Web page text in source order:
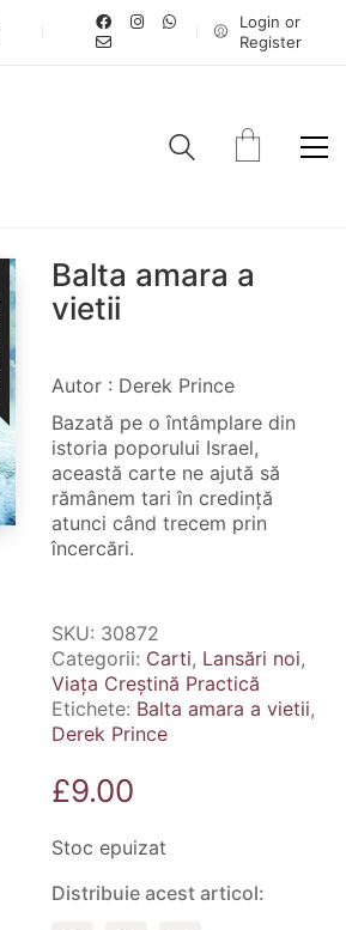
Login or
Register
Balta amara a
vietii
Autor : Derek Prince
Bazată pe o întâmplare din
istoria poporului Israel,
această carte ne ajută să
rămânem tari în credință
atunci când trecem prin
încercări.
SKU: 30872
Categorii: Carti, Lansări noi,
Viața Creștină Practică
Etichete: Balta amara a vietii,
Derek Prince
£9.00
Stoc epuizat
Distribuie acest articol: